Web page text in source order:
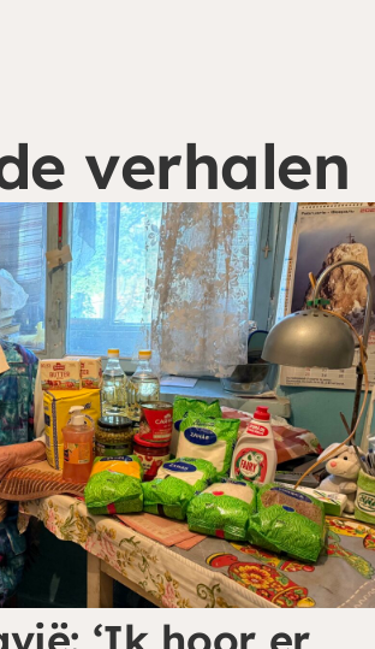
verhalen